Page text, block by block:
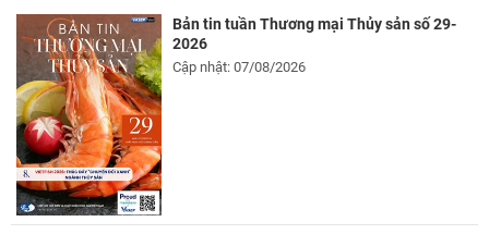
Bản tin tuần Thương mại Thủy sản số 29-
2026
Cập nhật: 07/08/2026